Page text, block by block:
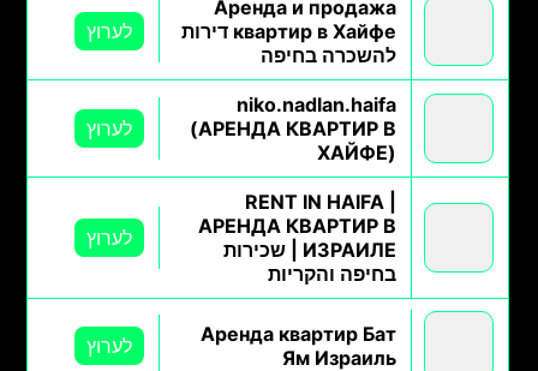
Аренда и продажа
квартир в Хайфе דירות
להשכרה בחיפה
לערוץ
niko.nadlan.haifa
(АРЕНДА КВАРТИР В
ХАЙФЕ)
לערוץ
RENT IN HAIFA |
АРЕНДА КВАРТИР В
ИЗРАИЛЕ | שכירות
בחיפה והקריות
לערוץ
Аренда квартир Бат
Ям Израиль
לערוץ